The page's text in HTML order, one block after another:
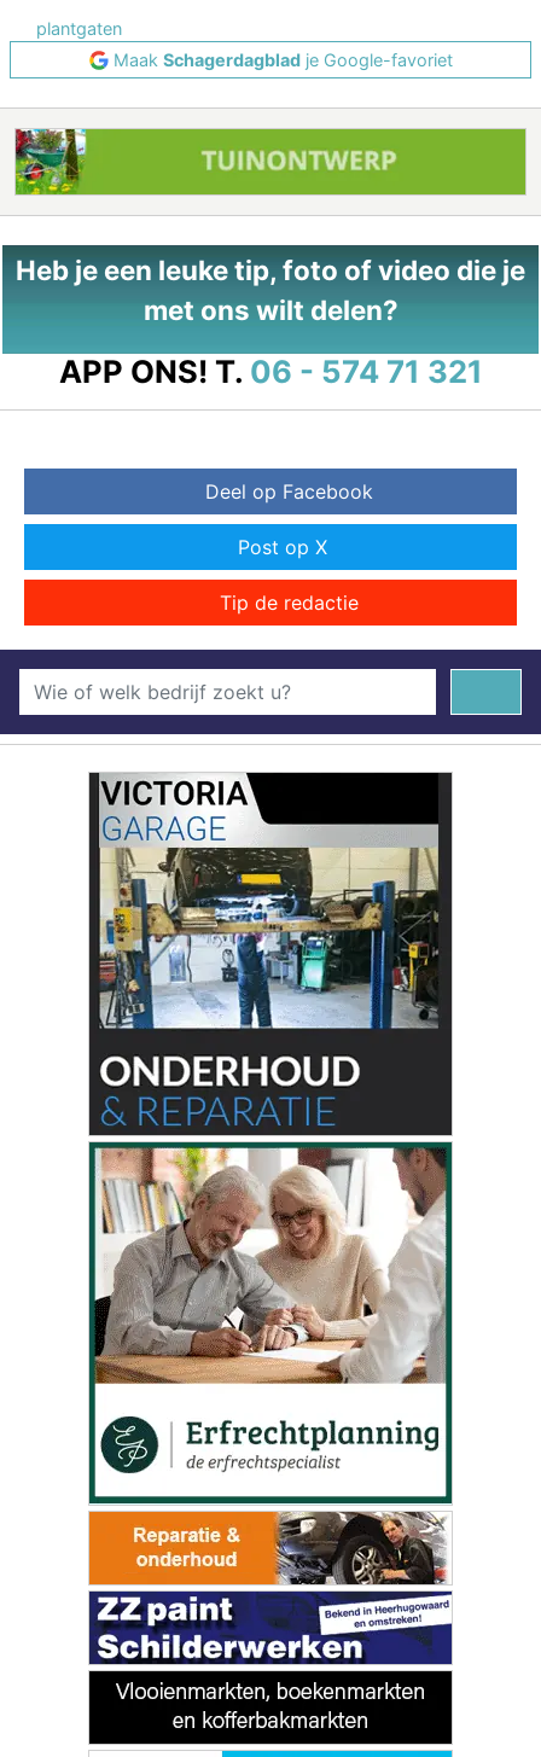
plantgaten
Maak Schagerdagbladje Google-favoriet
Heb je een leuke tip, foto of video die je
met ons wilt delen?
APP ONS! T. 06 - 574 71 321
Deel op Facebook
Post op X
Tip de redactie